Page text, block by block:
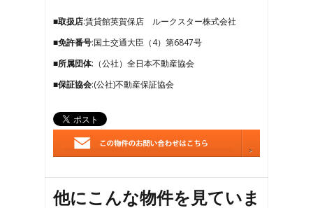
■取扱店:賃貸館英賀保店 ルークスター株式会社
■免許番号:国土交通大臣（4）第6847号
■所属団体:（公社）全日本不動産協会
■保証協会:(公社)不動産保証協会
他にこんな物件を見ていま